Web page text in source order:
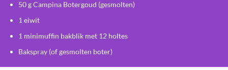
50 g Campina Botergoud (gesmolten)
1 eiwit
1 minimuffin bakblik met 12 holtes
Bakspray (of gesmolten boter)